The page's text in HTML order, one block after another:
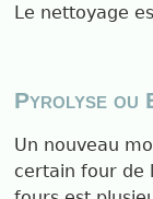
Le nettoyage
Pyrolyse ou
Un nouveau
certain four de